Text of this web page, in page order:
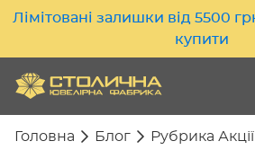
Лімітовані залишки від 5500
купити
Головна Блог Рубрика